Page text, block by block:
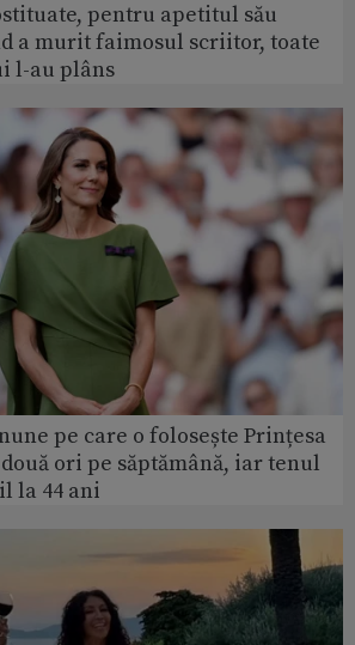
pentru apetitul său
a murit faimosul scriitor, toate
l-au plâns
pe care o folosește Prințesa
ori pe săptămână, iar tenul
la 44 ani